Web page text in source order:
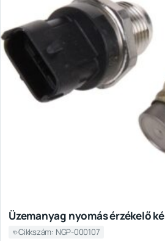
Üzemanyag nyomás érzékelő
Cikkszám: NGP-000107